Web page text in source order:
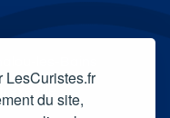
LesCuristes.fr
du site,